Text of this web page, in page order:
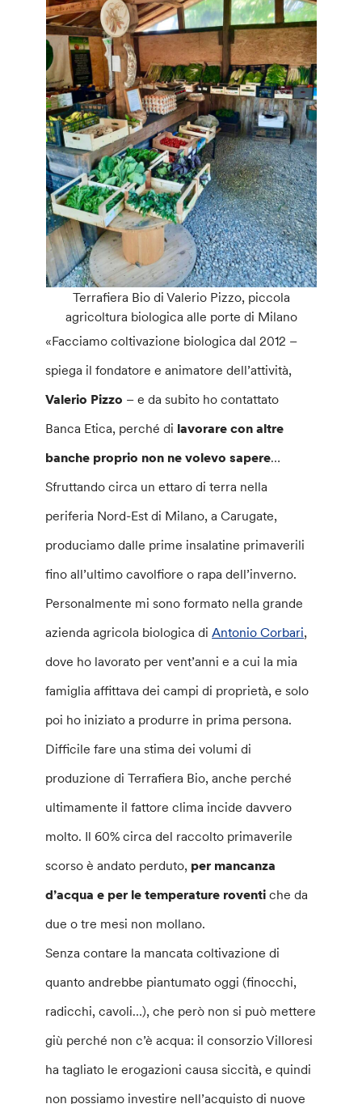
Terrafiera Bio di Valerio Pizzo, piccola
agricoltura biologica alle porte di Milano
«Facciamo coltivazione biologica dal 2012 –
spiega il fondatore e animatore dell’attività,
Valerio Pizzo – e da subito ho contattato
Banca Etica, perché di lavorare con altre
banche proprio non ne volevo sapere…
Sfruttando circa un ettaro di terra nella
periferia Nord-Est di Milano, a Carugate,
produciamo dalle prime insalatine primaverili
fino all’ultimo cavolfiore o rapa dell’inverno.
Personalmente mi sono formato nella grande
azienda agricola biologica diAntonio Corbari,
dove ho lavorato per vent’anni e a cui la mia
famiglia affittava dei campi di proprietà, e solo
poi ho iniziato a produrre in prima persona.
Difficile fare una stima dei volumi di
produzione di Terrafiera Bio, anche perché
ultimamente il fattore clima incide davvero
molto. Il 60% circa del raccolto primaverile
scorso è andato perduto, per mancanza
d’acqua e per le temperature roventi che da
due o tre mesi non mollano.
Senza contare la mancata coltivazione di
quanto andrebbe piantumato oggi (finocchi,
radicchi, cavoli…), che però non si può mettere
giù perché non c’è acqua: il consorzio Villoresi
ha tagliato le erogazioni causa siccità, e quindi
non possiamo investire nell’acquisto di nuove